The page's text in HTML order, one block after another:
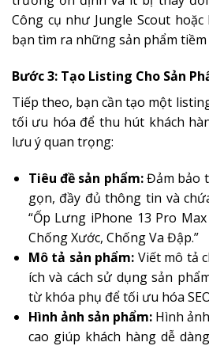
Công cụ như Jungle Scout
bạn tìm ra những sản phẩm tiềm
Bước 3: Tạo Listing Cho Sản
Tiếp theo, bạn cần tạo một
tối ưu hóa để thu hút khách
lưu ý quan trọng:
Tiêu đề sản phẩm:Đảm bảo
gọn, đầy đủ thông tin và
“Ốp Lưng iPhone 13 Pro
Chống Xước, Chống Va Đập.”
Mô tả sản phẩm: Viết mô tả
ích và cách sử dụng sản
từ khóa phụ để tối ưu hóa
Hình ảnh sản phẩm:Hình
cao giúp khách hàng dễ